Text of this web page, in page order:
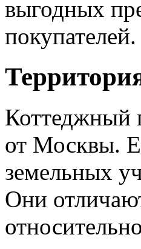
выгодных
покупателей.
Коттеджный
от Москвы.
земельных
Они